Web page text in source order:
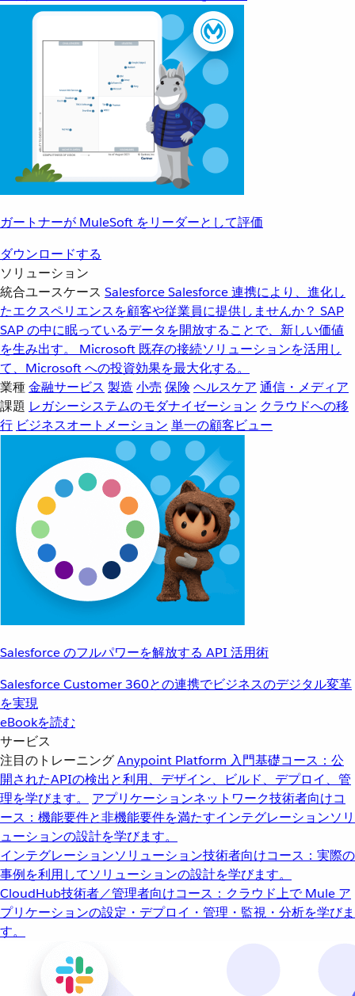
ガートナーが MuleSoft をリーダーとして評価
ダウンロードする
ソリューション
統合ユースケース SalesforceSalesforce 連携により、進化し
たエクスペリエンスを顧客や従業員に提供しませんか？ SAP
SAP の中に眠っているデータを開放することで、新しい価値
を生み出す。
Microsoft 既存の接続ソリューションを活用し
て、Microsoft への投資効果を最大化する。
業種金融サービス 製造 小売 保険 ヘルスケア 通信・メディア
課題 レガシーシステムのモダナイゼーション クラウドへの移
行 ビジネスオートメーション 単一の顧客ビュー
Salesforce のフルパワーを解放する API 活用術
Salesforce Customer 360との連携でビジネスのデジタル変革
を実現
eBookを読む
サービス
注目のトレーニングAnypoint Platform 入門基礎コース：公
開されたAPIの検出と利用、デザイン、ビルド、デプロイ、管
理を学びます。
アプリケーションネットワーク技術者向けコ
ース：機能要件と非機能要件を満たすインテグレーションソリ
ューションの設計を学びます。
インテグレーションソリューション技術者向けコース：実際の
事例を利用してソリューションの設計を学びます。
CloudHub技術者／管理者向けコース：クラウド上で Mule ア
プリケーションの設定・デプロイ・管理・監視・分析を学びま
す。